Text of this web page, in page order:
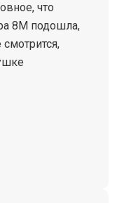
что
8М подошла,